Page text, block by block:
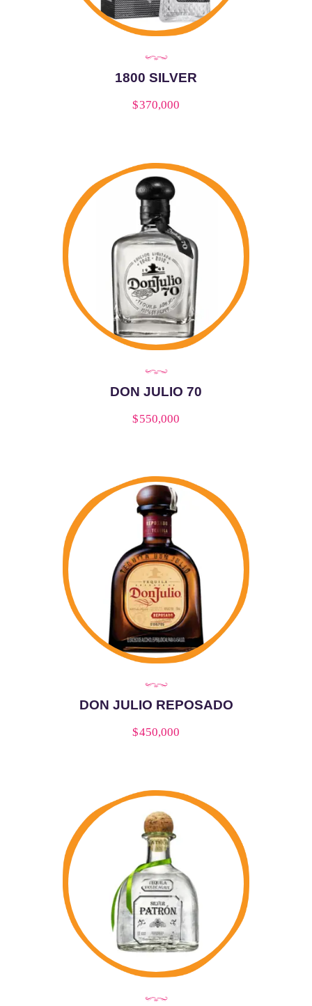
1800 SILVER
$370,000
DON JULIO 70
$550,000
DON JULIO REPOSADO
$450,000